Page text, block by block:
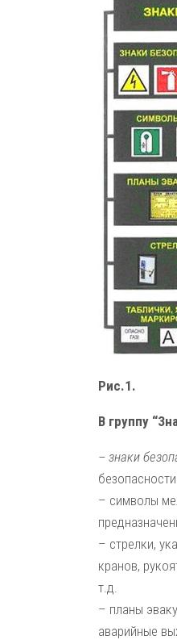
Рис.1.
В группу
– знаки
– символы
– стрелки,
кранов,
т.д.
– планы
аварийные